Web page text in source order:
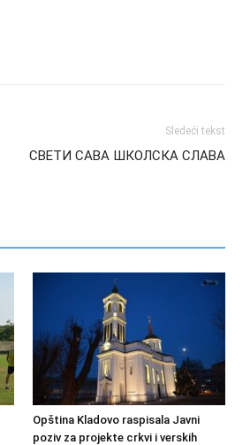
Sledeći tekst
СВЕТИ САВА ШКОЛСКА СЛАВА
Opština Kladovo raspisala Javni
poziv za projekte crkvi i verskih